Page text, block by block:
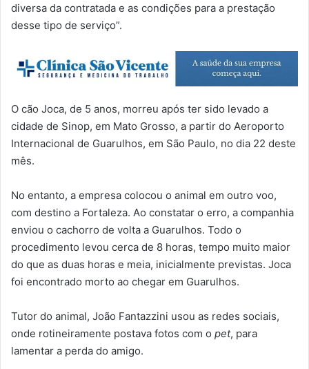
diversa da contratada e as condições para a prestação
desse tipo de serviço”.
O cão Joca, de 5 anos, morreu após ter sido levado a
cidade de Sinop, em Mato Grosso, a partir do Aeroporto
Internacional de Guarulhos, em São Paulo, no dia 22 deste
mês.
No entanto, a empresa colocou o animal em outro voo,
com destino a Fortaleza. Ao constatar o erro, a companhia
enviou o cachorro de volta a Guarulhos. Todo o
procedimento levou cerca de 8 horas, tempo muito maior
do que as duas horas e meia, inicialmente previstas. Joca
foi encontrado morto ao chegar em Guarulhos.
Tutor do animal, João Fantazzini usou as redes sociais,
onde rotineiramente postava fotos com o pet, para
lamentar a perda do amigo.